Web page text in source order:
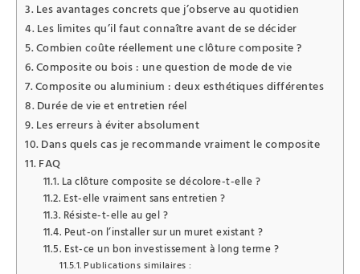
Les avantages concrets que j’observe au quotidien
Les limites qu’il faut connaître avant de se décider
Combien coûte réellement une clôture composite ?
Composite ou bois : une question de mode de vie
Composite ou aluminium : deux esthétiques différentes
Durée de vie et entretien réel
Les erreurs à éviter absolument
Dans quels cas je recommande vraiment le composite
FAQ
La clôture composite se décolore-t-elle ?
Est-elle vraiment sans entretien ?
Résiste-t-elle au gel ?
Peut-on l’installer sur un muret existant ?
Est-ce un bon investissement à long terme ?
Publications similaires :